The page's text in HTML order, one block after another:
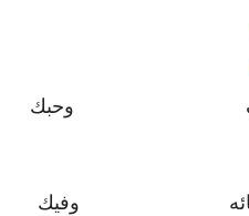
به كشف وحبك
سخائه وفيك